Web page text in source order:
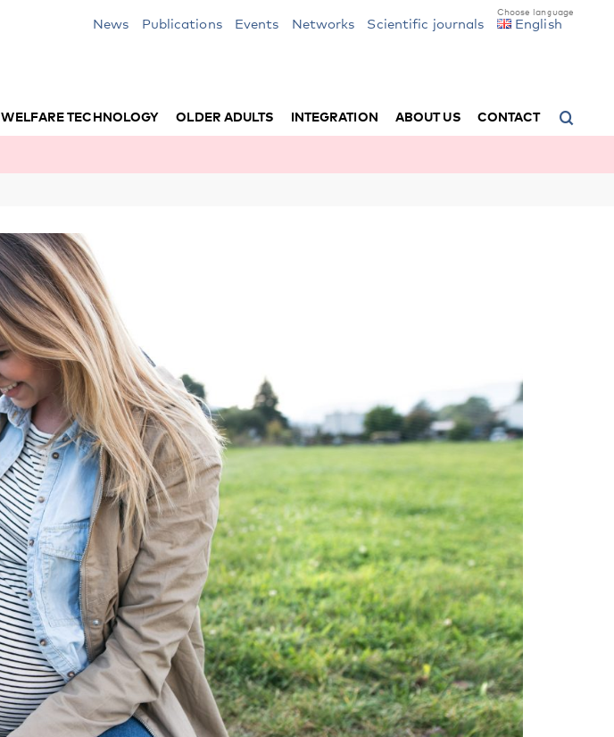
News Publications Events Networks Scientific journals English
WELFARE TECHNOLOGY OLDER ADULTS INTEGRATION ABOUT US CONTACT